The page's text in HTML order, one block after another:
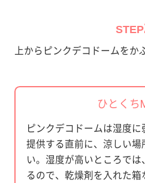
STEP
上からピンクデコドームをか
ひとくち
ピンクデコドームは湿度
提供する直前に、涼しい場
い。湿度が高いところで
るので、乾燥剤を入れた